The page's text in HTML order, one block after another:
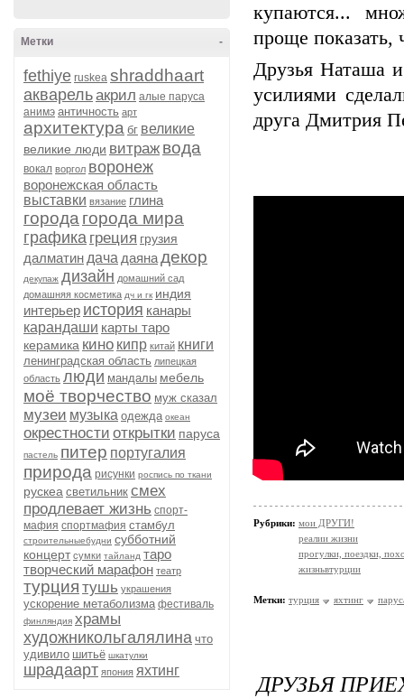
-
Метки
fethiye ruskea shraddhaart
акварельакрил алые паруса
анимэ античность арт
архитектура бг великие
великие люди витраж вода
вокал воргол воронеж
воронежская область
выставки вязание глина
города города мира
графика греция грузия
далматин дача даянадекор
декупаж дизайн домашний сад
домашняя косметика дч и гк индия
интерьер история канары
карандаши карты таро
керамика кино кипр китай книги
ленинградская область липецкая
область люди мандалы мебель
моё творчество муж сказал
музеи музыка одежда океан
окрестности открытки паруса
пастель питер португалия
природа рисунки роспись по ткани
рускеа светильник смех
продлевает жизнь спорт-
мафия спортмафия стамбул
строительныебудни субботний
концерт сумки тайланд таро
творческий марафон театр
турция тушь украшения
ускорение метаболизма фестиваль
финляндия храмы
художникольгалялина что
удивило шитьё шкатулки
шрадаарт япония яхтинг
купаются...
проще показать,
Друзья Наташа
усилиями
друга Дмитрия
Рубрики: мои ДРУГИ!
реалии жизни
прогулки, поездки,
жизньвтурции
Метки: турция яхтинг
ДРУЗЬЯ